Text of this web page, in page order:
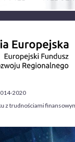
2020
z trudnościami